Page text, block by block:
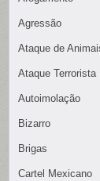
Agressão
Ataque de
Ataque Terrorista
Autoimolação
Bizarro
Brigas
Cartel Mexicano